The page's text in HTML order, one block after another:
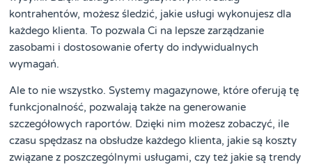
kontrahentów, możesz śledzić, jakie usługi wykonujesz dla
każdego klienta. To pozwala Ci na lepsze zarządzanie
zasobami i dostosowanie oferty do indywidualnych
wymagań.
Ale to nie wszystko. Systemy magazynowe, które oferują tę
funkcjonalność, pozwalają także na generowanie
szczegółowych raportów. Dzięki nim możesz zobaczyć, ile
czasu spędzasz na obsłudze każdego klienta, jakie są koszty
związane z poszczególnymi usługami, czy też jakie są trendy